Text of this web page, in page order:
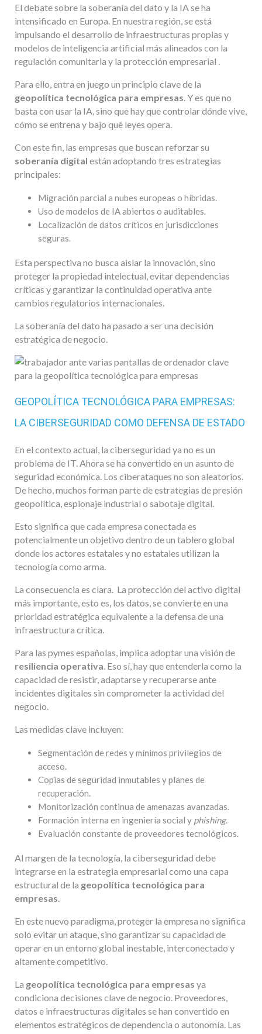
El debate sobre la soberanía del dato y la IA se ha
intensificado en Europa. En nuestra región, se está
impulsando el desarrollo de infraestructuras propias y
modelos de inteligencia artificial más alineados con la
regulación comunitaria y la protección empresarial .
Para ello, entra en juego un principio clave de la
geopolítica tecnológica para empresas . Y es que no
basta con usar la IA, sino que hay que controlar dónde vive,
cómo se entrena y bajo qué leyes opera.
Con este fin, las empresas que buscan reforzar su
soberanía digital están adoptando tres estrategias
principales:
Migración parcial a nubes europeas o híbridas.
Uso de modelos de IA abiertos o auditables.
Localización de datos críticos en jurisdicciones
seguras.
Esta perspectiva no busca aislar la innovación, sino
proteger la propiedad intelectual, evitar dependencias
críticas y garantizar la continuidad operativa ante
cambios regulatorios internacionales.
La soberanía del dato ha pasado a ser una decisión
estratégica de negocio.
GEOPOLÍTICA TECNOLÓGICA PARA EMPRESAS:
LA CIBERSEGURIDAD COMO DEFENSA DE ESTADO
En el contexto actual, la ciberseguridad ya no es un
problema de IT. Ahora se ha convertido en un asunto de
seguridad económica. Los ciberataques no son aleatorios.
De hecho, muchos forman parte de estrategias de presión
geopolítica, espionaje industrial o sabotaje digital.
Esto significa que cada empresa conectada es
potencialmente un objetivo dentro de un tablero global
donde los actores estatales y no estatales utilizan la
tecnología como arma.
La consecuencia es clara. La protección del activo digital
más importante, esto es, los datos, se convierte en una
prioridad estratégica equivalente a la defensa de una
infraestructura crítica.
Para las pymes españolas, implica adoptar una visión de
resiliencia operativa . Eso sí, hay que entenderla como la
capacidad de resistir, adaptarse y recuperarse ante
incidentes digitales sin comprometer la actividad del
negocio.
Las medidas clave incluyen:
Segmentación de redes y mínimos privilegios de
acceso.
Copias de seguridad inmutables y planes de
recuperación.
Monitorización continua de amenazas avanzadas.
Formación interna en ingeniería social y phishing.
Evaluación constante de proveedores tecnológicos.
Al margen de la tecnología, la ciberseguridad debe
integrarse en la estrategia empresarial como una capa
estructural de la geopolítica tecnológica para
empresas
En este nuevo paradigma, proteger la empresa no significa
solo evitar un ataque, sino garantizar su capacidad de
operar en un entorno global inestable, interconectado y
altamente competitivo.
La geopolítica tecnológica para empresas ya
condiciona decisiones clave de negocio. Proveedores,
datos e infraestructuras digitales se han convertido en
elementos estratégicos de dependencia o autonomía. Las